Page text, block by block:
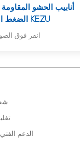
أنابيب الحشو
الضغط العالي KEZU
انقر فوق
الدعم